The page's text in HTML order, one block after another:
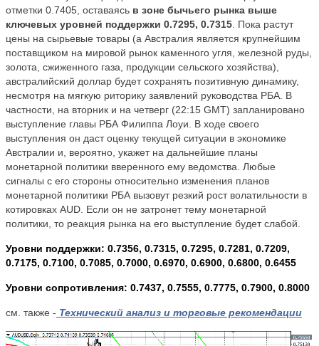
отметки 0.7405, оставаясь в зоне бычьего рынка выше
ключевых уровней поддержки 0.7295, 0.7315 . Пока растут
цены на сырьевые товары (а Австралия является крупнейшим
поставщиком на мировой рынок каменного угля, железной руды,
золота, сжиженного газа, продукции сельского хозяйства),
австралийский доллар будет сохранять позитивную динамику,
несмотря на мягкую риторику заявлений руководства РБА. В
частности, на вторник и на четверг (22:15 GMT) запланировано
выступление главы РБА Филиппа Лоуи. В ходе своего
выступления он даст оценку текущей ситуации в экономике
Австралии и, вероятно, укажет на дальнейшие планы
монетарной политики вверенного ему ведомства. Любые
сигналы с его стороны относительно изменения планов
монетарной политики РБА вызовут резкий рост волатильности в
котировках AUD. Если он не затронет тему монетарной
политики, то реакция рынка на его выступление будет слабой.
Уровни поддержки: 0.7356, 0.7315, 0.7295, 0.7281, 0.7209,
0.7175, 0.7100, 0.7085, 0.7000, 0.6970, 0.6900, 0.6800, 0.6455
Уровни сопротивления: 0.7437, 0.7555, 0.7775, 0.7900, 0.8000
см. также - Технический анализ и торговые рекомендации